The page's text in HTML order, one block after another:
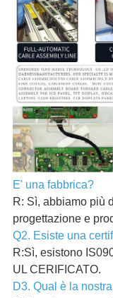
E' una fabbrica?
R: Sì, abbiamo più
progettazione e
Q2. Esiste una
R:Sì, esistono
UL CERIFICATO.
D3. Qual è la